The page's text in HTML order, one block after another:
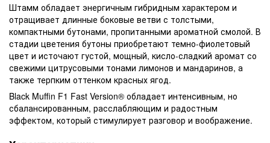
Штамм обладает энергичным гибридным характером и
отращивает длинные боковые ветви с толстыми,
компактными бутонами, пропитанными ароматной смолой. В
стадии цветения бутоны приобретают темно-фиолетовый
цвет и источают густой, мощный, кисло-сладкий аромат со
свежими цитрусовыми тонами лимонов и мандаринов, а
также терпким оттенком красных ягод.
Black Muffin F1 Fast Version® обладает интенсивным, но
сбалансированным, расслабляющим и радостным
эффектом, который стимулирует разговор и воображение.